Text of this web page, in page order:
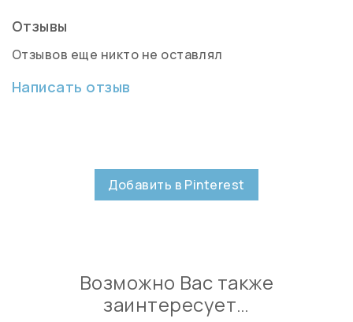
Отзывы
Отзывов еще никто не оставлял
Написать отзыв
Добавить в Pinterest
Возможно Вас также
заинтересует…